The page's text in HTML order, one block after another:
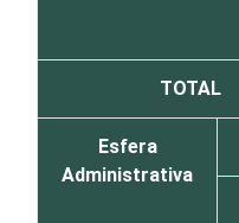
TOTAL
Esfera
Administrativa